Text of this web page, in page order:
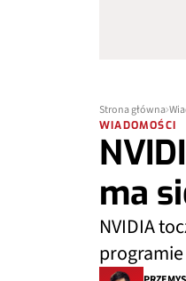
Strona główna
WIADOMOŚCI
ma
NVIDIA
programie